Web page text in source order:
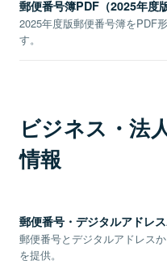
郵便番号簿PDF（2025年度版
2025年度版郵便番号簿をPDF
す。
ビジネス・法
情報
郵便番号・デジタルアドレ
郵便番号とデジタルアドレス
を提供。